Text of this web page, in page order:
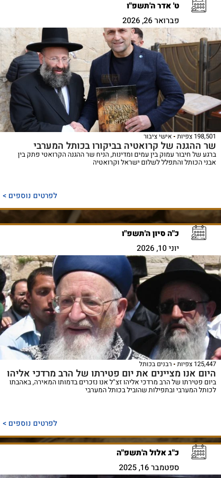
ט' אדר ה'תשפ"ו
פברואר 26, 2026
198,501 צפיות אישי ציבור
שר ההגנה של קרואטיה בביקורו בכותל המערבי
ברגע של חיבור עמוק בין עמים ומדינות, הניח שר ההגנה הקרואטי פתק בין
אבני הכותל והתפלל לשלום ישראל וקרואטיה
לפרטים נוספים >
כ"ה סיון ה'תשפ"ו
יוני 10, 2026
125,447 צפיות רבנים בכותל
היום אנו מציינים את יום פטירתו של הרב מרדכי אליהו
ביום פטירתו של הרב מרדכי אליהו זצ"ל אנו נזכרים בדמותו המאירה, באהבתו
לכותל המערבי ובתפילות שהוביל בכותל המערבי
לפרטים נוספים >
כ"ג אלול ה'תשפ"ה
ספטמבר 16, 2025